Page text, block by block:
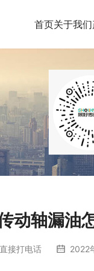
首页关于我们
动轴漏油
接打电话 2022